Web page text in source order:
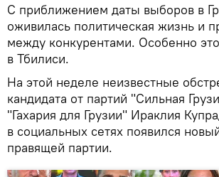
С приближением даты выборов в
оживилась политическая жизнь и
между конкурентами. Особенно
в Тбилиси.
На этой неделе неизвестные
кандидата от партий "Сильная
"Гахария для Грузии" Ираклия
в социальных сетях появился
правящей партии.